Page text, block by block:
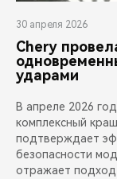
30 апреля 2026
Chery
ударами
В апреле 2026
комплексный
подтверждает
безопасности
отражает подход